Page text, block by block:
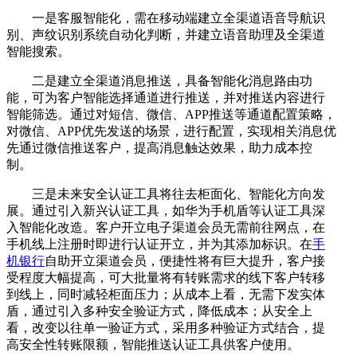
一是客服智能化，需在移动端建立全渠道语音导航识
别、声纹识别系统自动化判断，并建立语音助理及全渠道
智能搜索。
二是建立全渠道消息推送，具备智能化消息路由功
能，可为客户智能选择通道进行推送，并对推送内容进行
智能筛选。通过对短信、微信、APP推送等通道配置策略，
对微信、APP优先发送的场景，进行配置，实现相关消息优
先通过微信推送客户，提高消息触达效果，助力成本控
制。
三是未来安全认证工具将往去柜面化、智能化方向发
展。通过引入新兴认证工具，如华为手机盾等认证工具深
入智能化改造。客户开立电子渠道会员无需前往网点，在
手机线上注册时即进行认证开立，并为其添加标识。在手
机银行自助开立渠道会员，便捷性将有巨大提升，客户接
受程度大幅提高，可大批量将有转账需求的线下客户转移
到线上，同时减轻柜面压力；从成本上看，无需下发实体
盾，通过引入多种安全验证方式，降低成本；从安全上
看，改变以往单一验证方式，采用多种验证方式结合，提
高安全性转账限额，智能推送认证工具供客户使用。